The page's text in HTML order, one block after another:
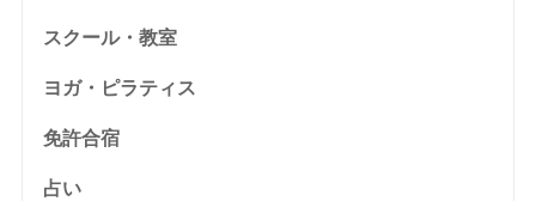
スクール・教室
ヨガ・ピラティス
免許合宿
占い